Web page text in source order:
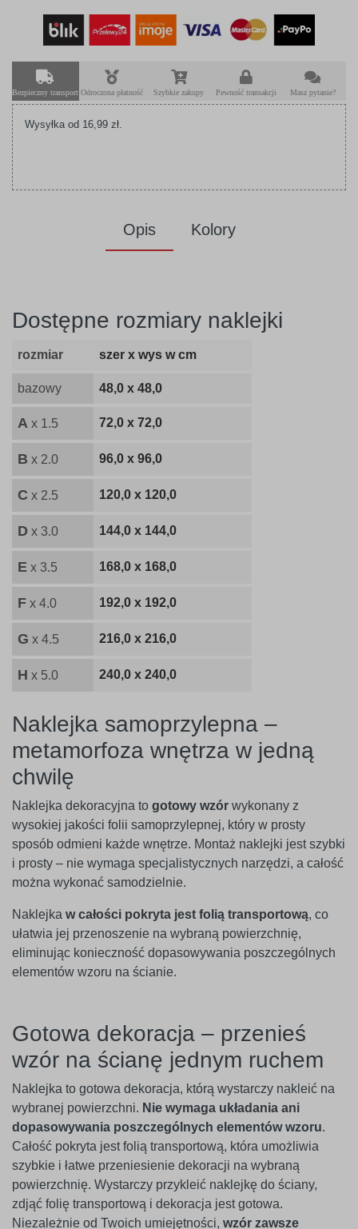
Bezpieczny transport Odroczona płatność Szybkie zakupy Pewność transakcji Masz pytanie?
Wysyłka od 16,99 zł.
Opis Kolory
Dostępne rozmiary naklejki
rozmiar szer x wys w cm
bazowy 48,0 x 48,0
A x 1.5 72,0 x 72,0
B x 2.0 96,0 x 96,0
C x 2.5 120,0 x 120,0
D x 3.0 144,0 x 144,0
E x 3.5 168,0 x 168,0
F x 4.0 192,0 x 192,0
G x 4.5 216,0 x 216,0
H x 5.0 240,0 x 240,0
Naklejka samoprzylepna –
metamorfoza wnętrza w jedną
chwilę
Naklejka dekoracyjna to gotowy wzór wykonany z
wysokiej jakości folii samoprzylepnej, który w prosty
sposób odmieni każde wnętrze. Montaż naklejki jest szybki
i prosty – nie wymaga specjalistycznych narzędzi, a całość
można wykonać samodzielnie.
Naklejka w całości pokryta jest folią transportową, co
ułatwia jej przenoszenie na wybraną powierzchnię,
eliminując konieczność dopasowywania poszczególnych
elementów wzoru na ścianie.
Gotowa dekoracja – przenieś
wzór na ścianę jednym ruchem
Naklejka to gotowa dekoracja, którą wystarczy nakleić na
wybranej powierzchni. Nie wymaga układania ani
dopasowywania poszczególnych elementów wzoru.
Całość pokryta jest folią transportową, która umożliwia
szybkie i łatwe przeniesienie dekoracji na wybraną
powierzchnię. Wystarczy przykleić naklejkę do ściany,
zdjąć folię transportową i dekoracja jest gotowa.
Niezależnie od Twoich umiejętności, wzór zawsze